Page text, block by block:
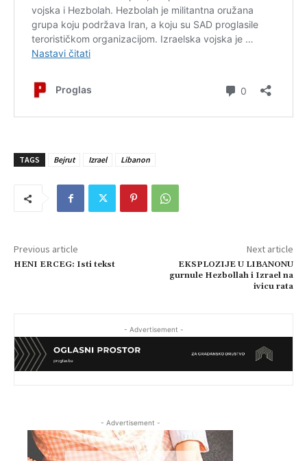
TAGS Bejrut Izrael Libanon
Previous article
HENI ERCEG: Isti tekst
Next article
EKSPLOZIJE U LIBANONU
gurnule Hezbollah i Izrael na
ivicu rata
- Advertisement -
- Advertisement -